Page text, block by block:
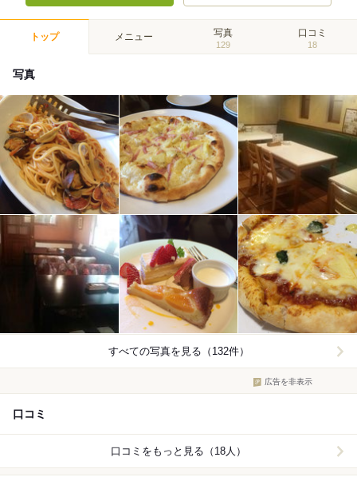
トップ メニュー 写真
129
口コミ
18
写真
すべての写真を見る（132件）
広告を非表示
口コミ
口コミをもっと見る（18人）